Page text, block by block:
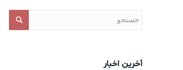
آخرین اخبار